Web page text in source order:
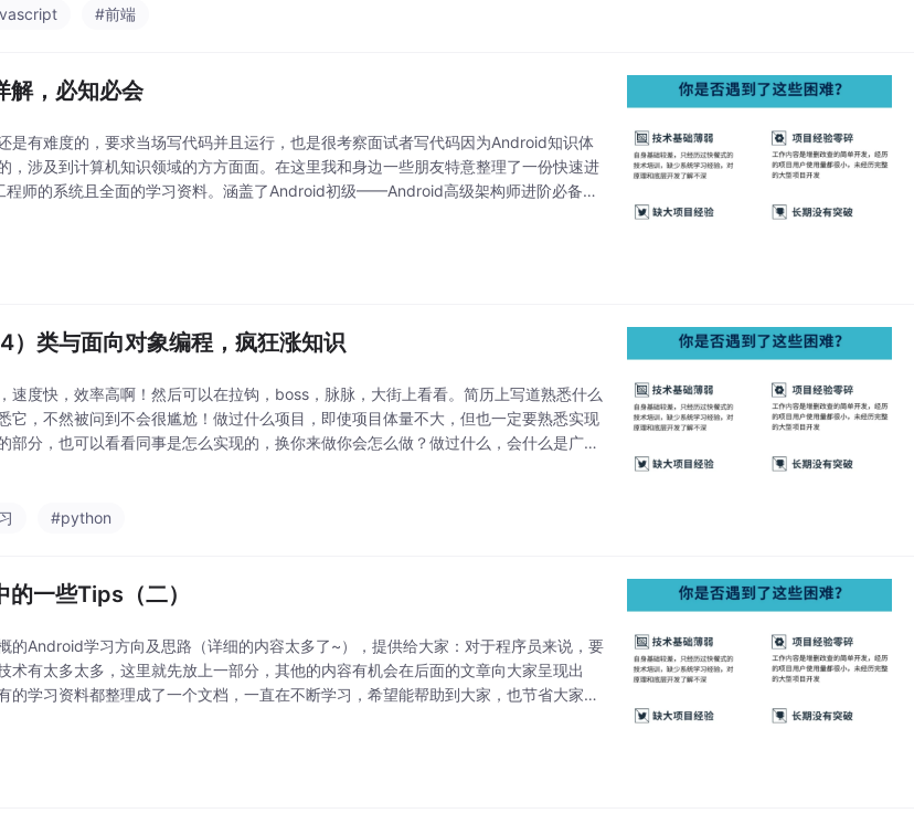
#前端
，必知必会
是有难度的，要求当场写代码并且运行，也是很考察面试者写代码因为Android知识体
，涉及到计算机知识领域的方方面面。在这里我和身边一些朋友特意整理了一份快速进
程师的系统且全面的学习资料。涵盖了Android初级——Android高级架构师进阶必备的
）类与面向对象编程，疯狂涨知识
速度快，效率高啊！然后可以在拉钩，boss，脉脉，大街上看看。简历上写道熟悉什么
它，不然被问到不会很尴尬！做过什么项目，即使项目体量不大，但也一定要熟悉实现
部分，也可以看看同事是怎么实现的，换你来做你会怎么做？做过什么，会什么是广度
#python
一些Tips（二）
的Android学习方向及思路（详细的内容太多了~），提供给大家：对于程序员来说，要
术有太多太多，这里就先放上一部分，其他的内容有机会在后面的文章向大家呈现出
的学习资料都整理成了一个文档，一直在不断学习，希望能帮助到大家，也节省大家在